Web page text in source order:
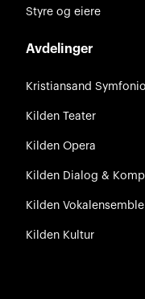
Styre og eiere
Avdelinger
Kristiansand
Kilden Teater
Kilden Opera
Kilden Dialog &
Kilden Vokalensemble
Kilden Kultur